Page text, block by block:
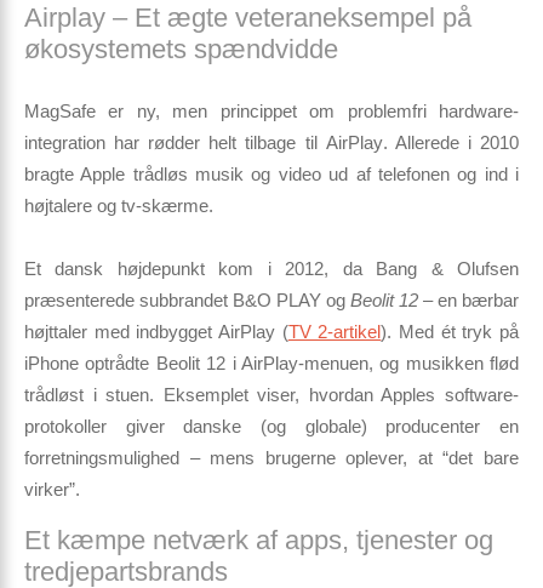
Airplay – Et ægte veteraneksempel på
økosystemets spændvidde
MagSafe er ny, men princippet om problemfri hardware-
integration har rødder helt tilbage til AirPlay. Allerede i 2010
bragte Apple trådløs musik og video ud af telefonen og ind i
højtalere og tv-skærme.
Et dansk højdepunkt kom i 2012, da Bang & Olufsen
præsenterede subbrandet B&O PLAY og Beolit 12 – en bærbar
højttaler med indbygget AirPlay (TV 2-artikel). Med ét tryk på
iPhone optrådte Beolit 12 i AirPlay-menuen, og musikken flød
trådløst i stuen. Eksemplet viser, hvordan Apples software-
protokoller giver danske (og globale) producenter en
forretnings­mulighed – mens brugerne oplever, at “det bare
virker”.
Et kæmpe netværk af apps, tjenester og
tredjepartsbrands